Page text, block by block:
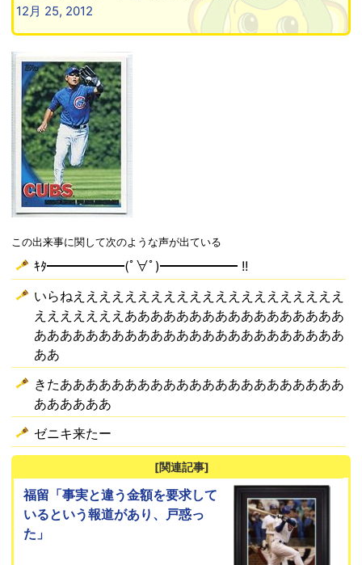
12月 25, 2012
この出来事に関して次のような声が出ている
ｷﾀ━━━━━━(ﾟ∀ﾟ)━━━━━━ !!
いらねえええええええええええええええええええええ
えええええええあああああああああああああああああ
ああああああああああああああああああああああああ
ああ
きたああああああああああああああああああああああ
ああああああ
ゼニキ来たー
[関連記事]
福留「事実と違う金額を要求して
いるという報道があり、戸惑っ
た」